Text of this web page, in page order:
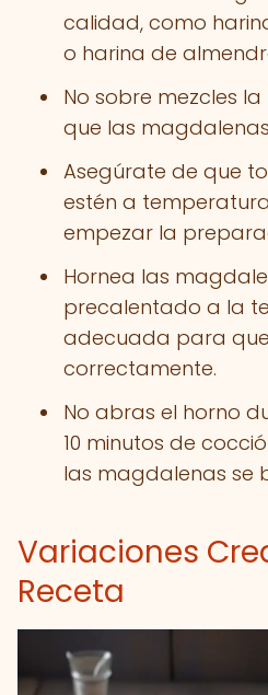
calidad, como
o harina de
No sobre mezcles
que las
Asegúrate de que
estén a
empezar la
Hornea las
precalentado a la
adecuada para
correctamente.
No abras el horno
10 minutos de
las magdalenas se
Variaciones
Receta